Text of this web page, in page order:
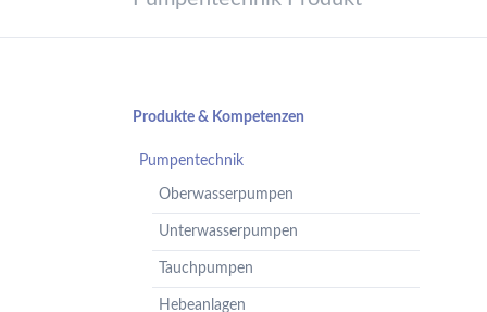
Oberwasserpumpen
Unterwasserpumpen
Spielplatzpumpen
Flügelpumpen
Regenwassernutzung
Teichreinigung
Frequenzumformer
Wasserfilter,
Navigation
Produkte & Kompetenzen
Pumpentechnik
Oberwasserpumpen
Unterwasserpumpen
Tauchpumpen
Hebeanlagen